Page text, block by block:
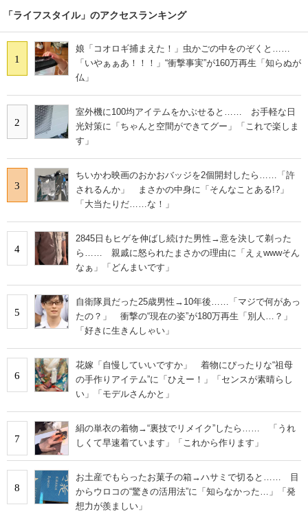
「ライフスタイル」のアクセスランキング
1
娘「コオロギ捕まえた！」虫かごの中をのぞくと……
「いやぁぁあ！！！」“衝撃事実”が160万再生「知らぬが
仏」
2
室外機に100均アイテムをかぶせると…… お手軽な日
光対策に「ちゃんと空間ができてグー」「これで楽しま
す」
3
ちいかわ映画のおかおバッジを2個開封したら……「許
されるんか」 まさかの中身に「そんなことある!?」
「大当たりだ……な！」
4
2845日もヒゲを伸ばし続けた男性→意を決して剃った
ら…… 親戚に怒られたまさかの理由に「えぇwwwそん
なぁ」「どんまいです」
5
自衛隊員だった25歳男性→10年後……「マジで何があっ
たの？」 衝撃の“現在の姿”が180万再生「別人…？」
「好きに生きんしゃい」
6
花嫁「自慢していいですか」 着物にぴったりな“祖母
の手作りアイテム”に「ひえー！」「センスが素晴らし
い」「モデルさんかと」
7
絹の単衣の着物→“裏技でリメイク”したら…… 「うれ
しくて早速着ています」「これから作ります」
8
お土産でもらったお菓子の箱→ハサミで切ると…… 目
からウロコの“驚きの活用法”に「知らなかった…」「発
想力が羨ましい」